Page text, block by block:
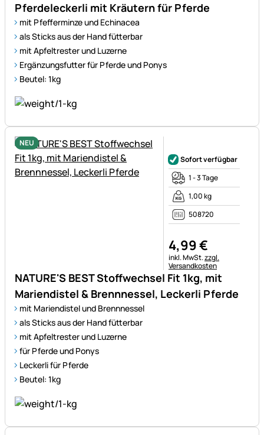
Pferdeleckerli mit Kräutern für Pferde
mit Pfefferminze und Echinacea
als Sticks aus der Hand fütterbar
mit Apfeltrester und Luzerne
Ergänzungsfutter für Pferde und Ponys
Beutel: 1kg
NEU
NATURE'S BEST Stoffwechsel Fit 1kg, mit
Mariendistel & Brennnessel, Leckerli Pferde
mit Mariendistel und Brennnessel
als Sticks aus der Hand fütterbar
mit Apfeltrester und Luzerne
für Pferde und Ponys
Leckerli für Pferde
Beutel: 1kg
Sofort verfügbar
1 - 3 Tage
1,00 kg
508720
4,99€
Steuerhinweis:
inkl. MwSt.zzgl.
Versandkosten